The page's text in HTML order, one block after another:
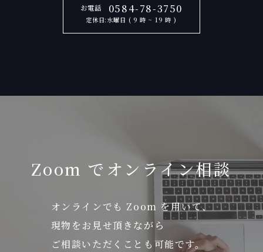
お電話 0584-78-3750
定休日:水曜日 ( 9 時 ~ 19 時 )
Zoom でオンライン相談
オンラインでも Zoom を用いて、
現物をお見せ頂きながら
ご相談いただくことも可能です。